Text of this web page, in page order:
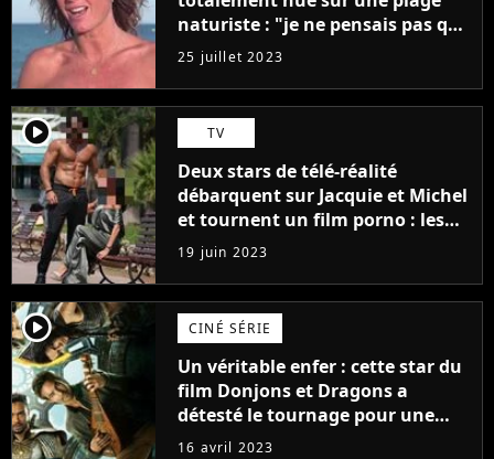
naturiste : "je ne pensais pas que
j'arriverais à le faire..."
25 juillet 2023
player2 TV
Deux stars de télé-réalité
débarquent sur Jacquie et Michel
et tournent un film porno : les
premières images du tournage
(exclu)
19 juin 2023
player2 CINÉ SÉRIE
Un véritable enfer : cette star du
film Donjons et Dragons a
détesté le tournage pour une
raison très spéciale
16 avril 2023